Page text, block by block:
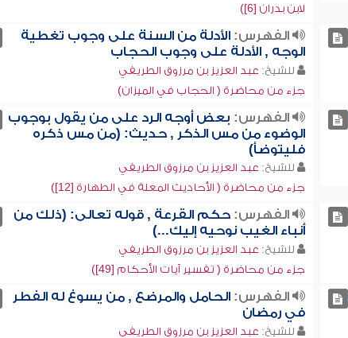
لابن بدران [6])
الفهرس: الأدلة من السنة على وجوب تغطية
الوجه , الأدلة على وجوب الحجاب
للشيخ: عبد العزيز بن مرزوق الطريفي
جزء من محاضرة ( الحجاب في الميزان)
الفهرس: بعض أوجه الرد على من يقول بوجوب
الوضوء من مس الذكر , حديث: (من مس ذكره
فليتوضأ)
للشيخ: عبد العزيز بن مرزوق الطريفي
جزء من محاضرة ( الأحاديث المعلة في الطهارة [12])
الفهرس: حكم القرعة , قوله تعالى: (ذلك من
أنباء الغيب نوحيه إليك...)
للشيخ: عبد العزيز بن مرزوق الطريفي
جزء من محاضرة ( تفسير آيات الأحكام [49])
الفهرس: الحامل والمرضع , من يسوغ له الفطر
في رمضان
للشيخ: عبد العزيز بن مرزوق الطريفي